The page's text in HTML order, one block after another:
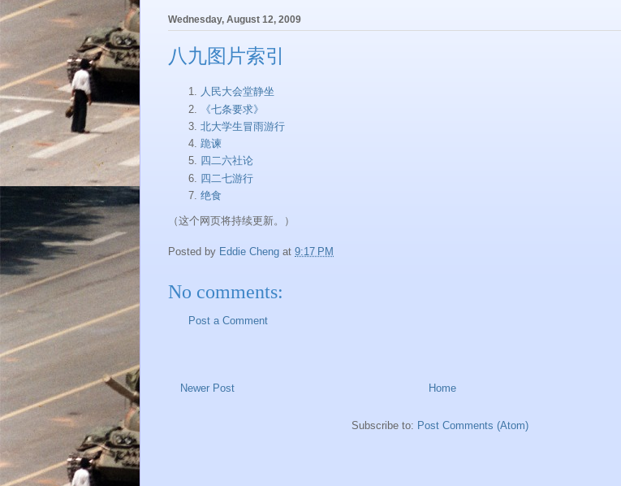
Wednesday, August 12, 2009
八九图片索引
人民大会堂静坐
《七条要求》
北大学生冒雨游行
跪谏
四二六社论
四二七游行
绝食
（这个网页将持续更新。）
Posted by Eddie Cheng at 9:17 PM
No comments:
Post a Comment
Newer Post Home
Subscribe to: Post Comments (Atom)